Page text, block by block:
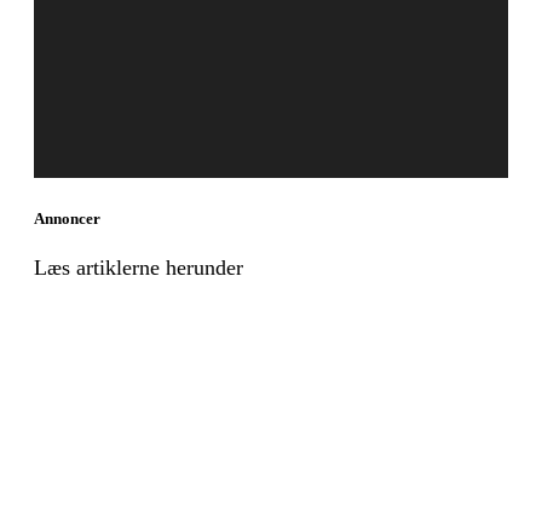
Annoncer
Læs artiklerne herunder